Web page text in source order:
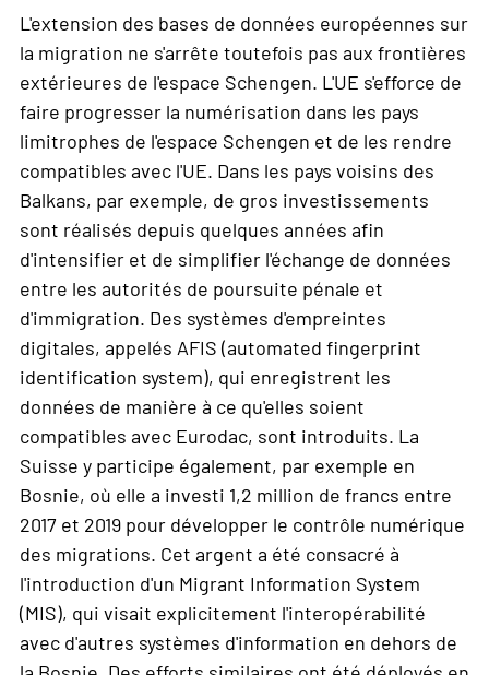
L'extension des bases de données européennes sur
la migration ne s'arrête toutefois pas aux frontières
extérieures de l'espace Schengen. L'UE s'efforce de
faire progresser la numérisation dans les pays
limitrophes de l'espace Schengen et de les rendre
compatibles avec l'UE. Dans les pays voisins des
Balkans, par exemple, de gros investissements
sont réalisés depuis quelques années afin
d'intensifier et de simplifier l'échange de données
entre les autorités de poursuite pénale et
d'immigration. Des systèmes d'empreintes
digitales, appelés AFIS (automated fingerprint
identification system), qui enregistrent les
données de manière à ce qu'elles soient
compatibles avec Eurodac, sont introduits. La
Suisse y participe également, par exemple en
Bosnie, où elle a investi 1,2 million de francs entre
2017 et 2019 pour développer le contrôle numérique
des migrations. Cet argent a été consacré à
l'introduction d'un Migrant Information System
(MIS), qui visait explicitement l'interopérabilité
avec d'autres systèmes d'information en dehors de